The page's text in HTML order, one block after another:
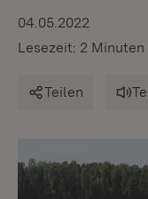
04.05.2022
Lesezeit: 2 Minuten
Teilen